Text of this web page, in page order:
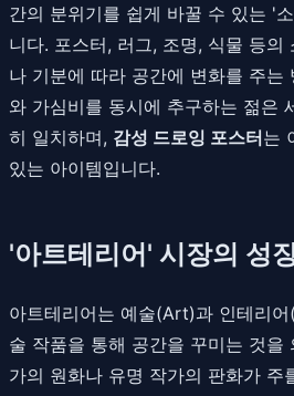
간의 분위기를 쉽게 바꿀 수 있는 '
니다. 포스터, 러그, 조명, 식물 등의
나 기분에 따라 공간에 변화를 주는
와 가심비를 동시에 추구하는 젊은
히 일치하며, 감성 드로잉 포스터는
있는 아이템입니다.
'아트테리어' 시장의 성
아트테리어는 예술(Art)과 인테리
술 작품을 통해 공간을 꾸미는 것을
가의 원화나 유명 작가의 판화가 주